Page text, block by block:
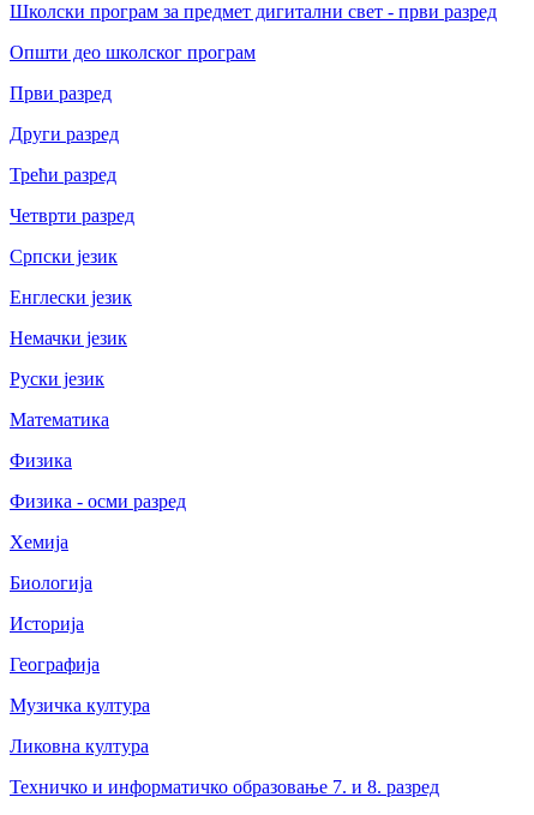
Школски програм за предмет дигитални свет - први разред
Општи део школског програм
Први разред
Други разред
Трећи разред
Четврти разред
Српски језик
Енглески језик
Немачки језик
Руски језик
Математика
Физика
Физика - осми разред
Хемија
Биологија
Историја
Географија
Музичка култура
Ликовна култура
Техничко и информатичко образовање 7. и 8. разред